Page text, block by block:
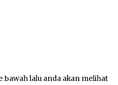
lalu anda akan mеӏіһаt